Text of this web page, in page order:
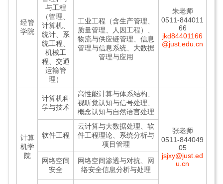
经管
学院
朱老师
0511-844011
66
jkd84401166
@just.edu.cn
与工程
（管理、
计算机、
统计、系
统工程、
机械工
程、交通
运输管
理）
工业工程（含生产管理、
质量管理、人因工程）、
物流与供应链管理、信息
管理与信息系统、大数据
管理与应用
计算
机学
院
计算机科
学与技术
高性能计算与体系结构、
视听觉认知与信号处理、
概念认知与自然语言处理
张老师
0511-844049
05
jsjxy@just.ed
u.cn
软件工程
云计算与大数据处理、软
件工程理论、系统分析与
项目管理
网络空间
安全
网络空间渗透与对抗、网
络安全信息分析与处理